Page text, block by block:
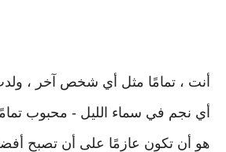
أنت ، تمامًا مثل أي شخص آخر ،
أي نجم في سماء الليل - محبوب
هو أن تكون عازمًا على أن تصبح